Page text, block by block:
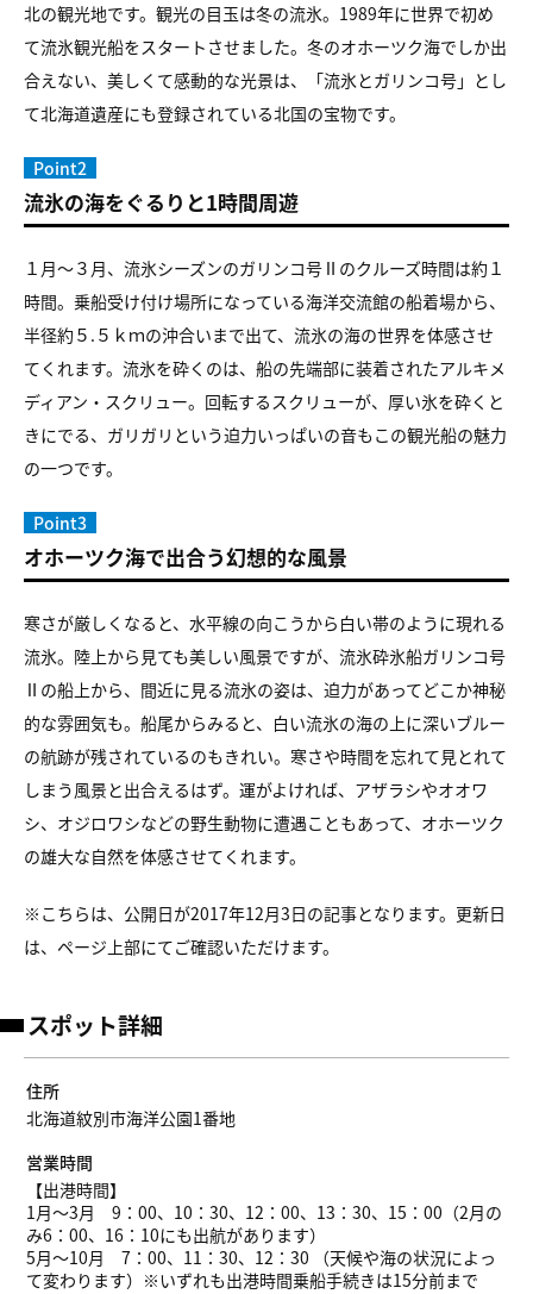
北の観光地です。観光の目玉は冬の流氷。1989年に世界で初め
て流氷観光船をスタートさせました。冬のオホーツク海でしか出
合えない、美しくて感動的な光景は、「流氷とガリンコ号」とし
て北海道遺産にも登録されている北国の宝物です。
Point2
流氷の海をぐるりと1時間周遊
１月～３月、流氷シーズンのガリンコ号Ⅱのクルーズ時間は約１
時間。乗船受け付け場所になっている海洋交流館の船着場から、
半径約５.５ｋｍの沖合いまで出て、流氷の海の世界を体感させ
てくれます。流氷を砕くのは、船の先端部に装着されたアルキメ
ディアン・スクリュー。回転するスクリューが、厚い氷を砕くと
きにでる、ガリガリという迫力いっぱいの音もこの観光船の魅力
の一つです。
Point3
オホーツク海で出合う幻想的な風景
寒さが厳しくなると、水平線の向こうから白い帯のように現れる
流氷。陸上から見ても美しい風景ですが、流氷砕氷船ガリンコ号
Ⅱの船上から、間近に見る流氷の姿は、迫力があってどこか神秘
的な雰囲気も。船尾からみると、白い流氷の海の上に深いブルー
の航跡が残されているのもきれい。寒さや時間を忘れて見とれて
しまう風景と出合えるはず。運がよければ、アザラシやオオワ
シ、オジロワシなどの野生動物に遭遇こともあって、オホーツク
の雄大な自然を体感させてくれます。
※こちらは、公開日が2017年12月3日の記事となります。更新日
は、ページ上部にてご確認いただけます。
スポット詳細
住所
北海道紋別市海洋公園1番地
営業時間
【出港時間】
1月～3月 9：00、10：30、12：00、13：30、15：00（2月の
み6：00、16：10にも出航があります）
5月～10月 7：00、11：30、12：30 （天候や海の状況によっ
て変わります）※いずれも出港時間乗船手続きは15分前まで